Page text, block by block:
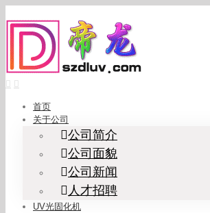
to
content
首页
关于公司
公司简介
公司面貌
公司新闻
人才招聘
UV光固化机